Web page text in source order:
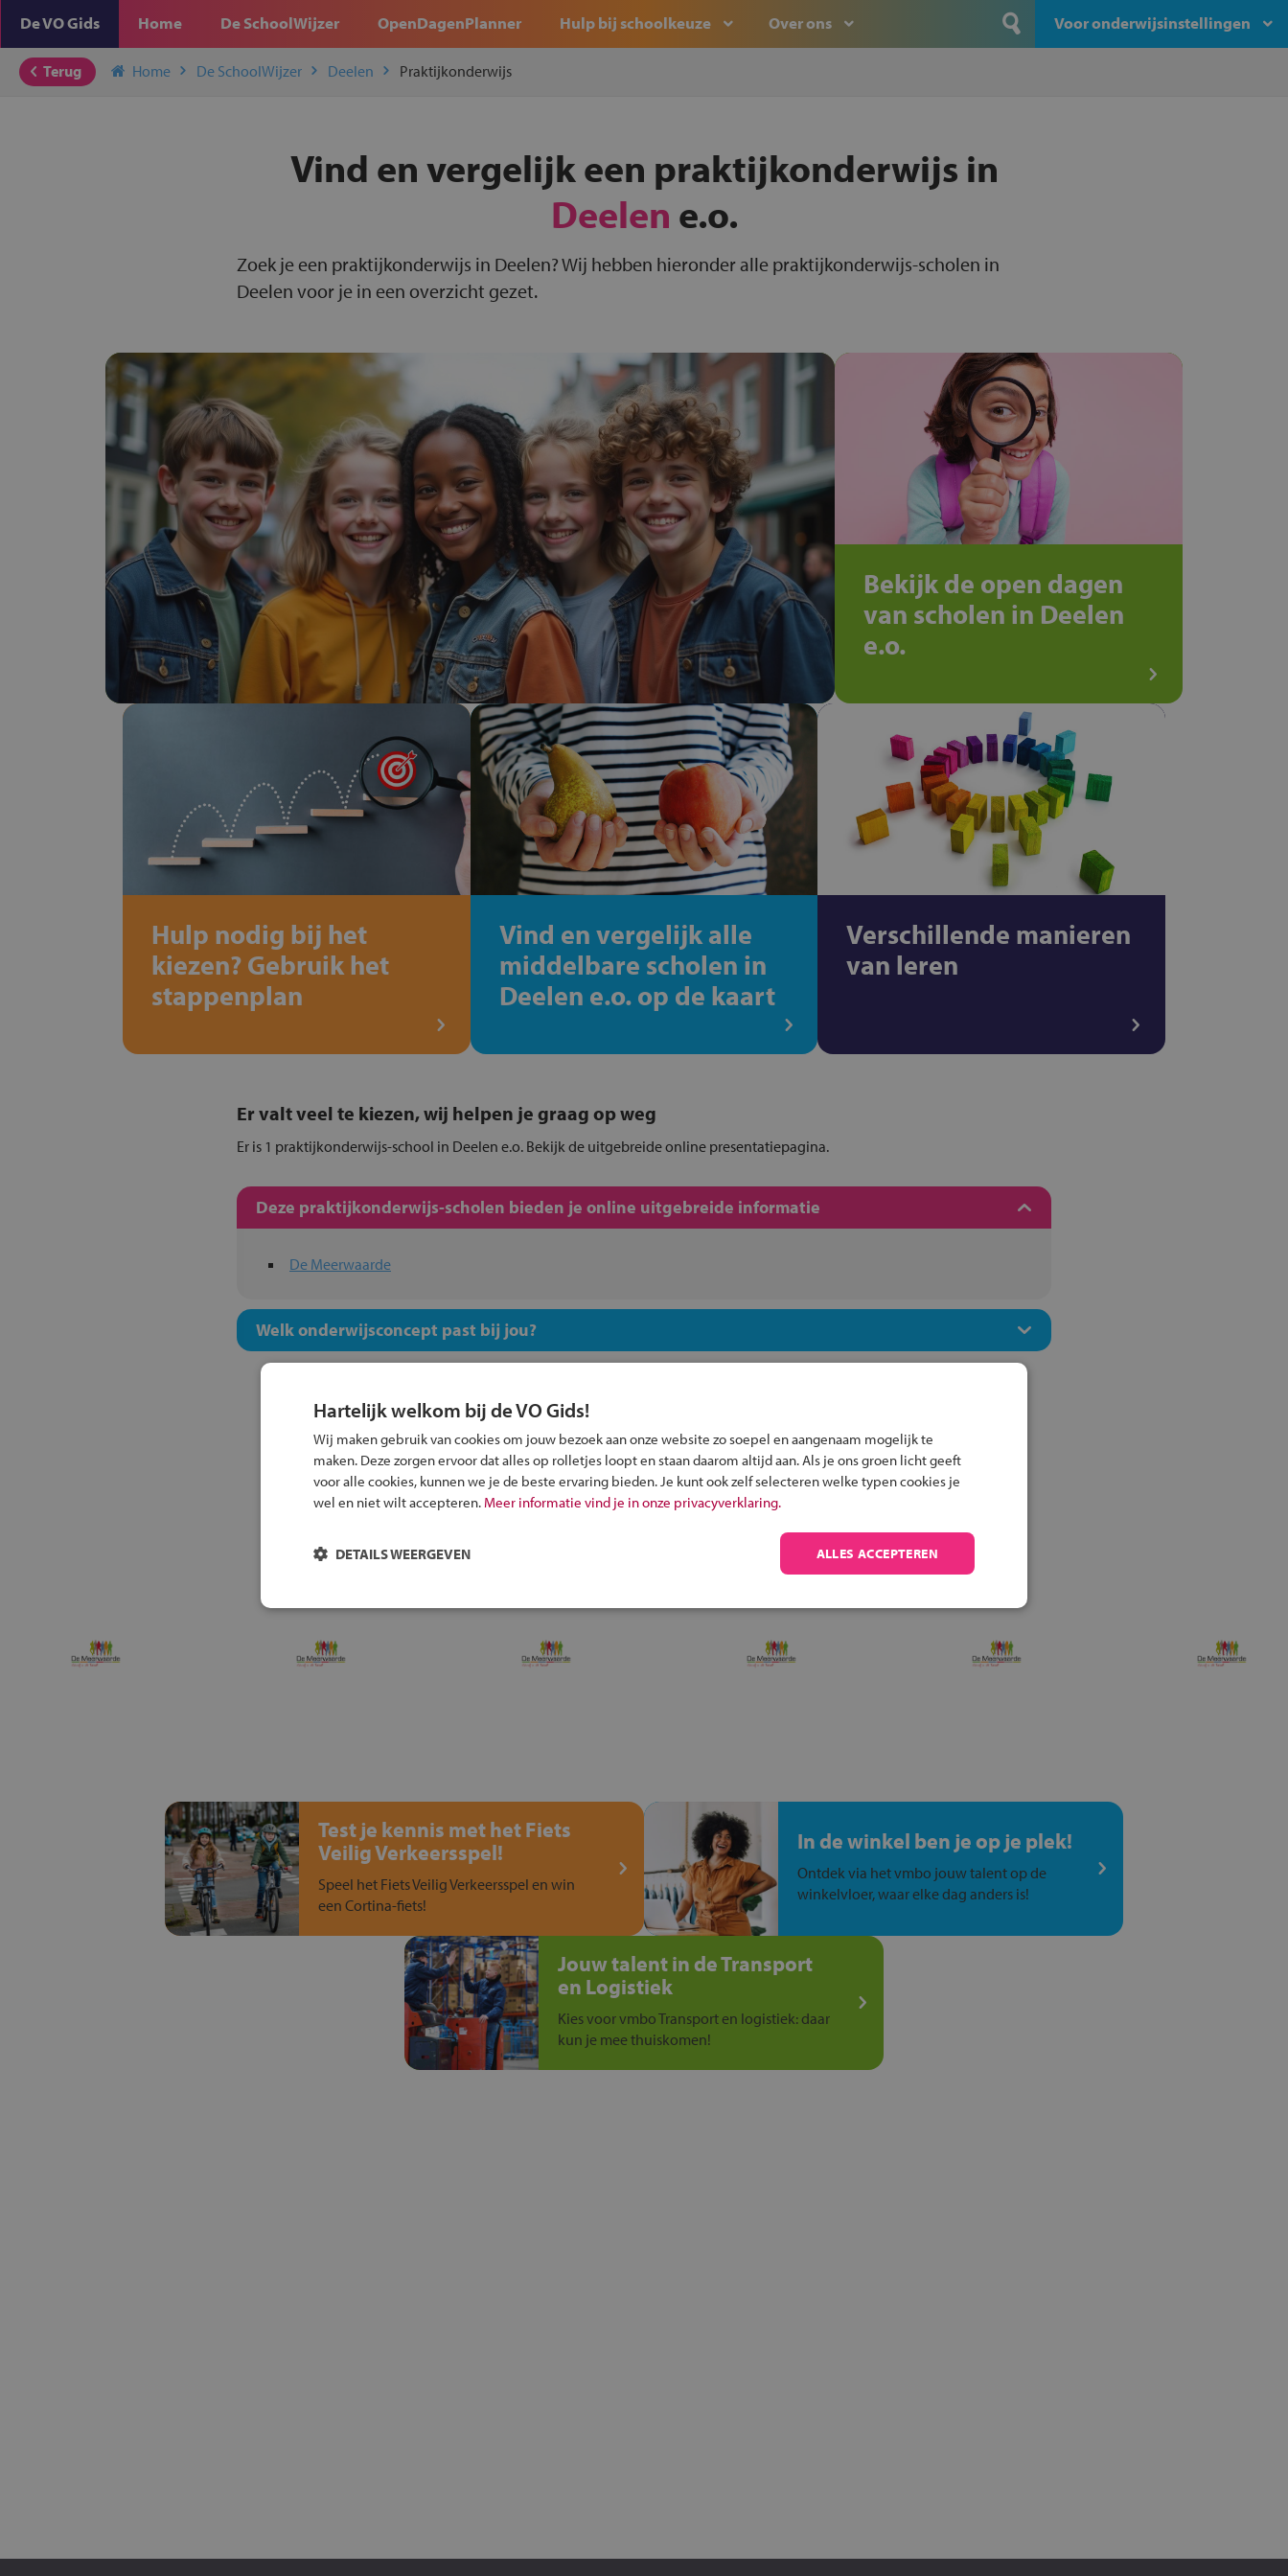
De VO Gids Home De SchoolWijzer OpenDagenPlanner Hulp bij schoolkeuze Over ons Voor onderwijsinstellingen
Terug Home De SchoolWijzer Deelen Praktijkonderwijs
Vind en vergelijk een praktijkonderwijs in
Deelen e.o.
Zoek je een praktijkonderwijs in Deelen? Wij hebben hieronder alle praktijkonderwijs-scholen in
Deelen voor je in een overzicht gezet.
Bekijk de open dagen
van scholen in Deelen
e.o.
Hulp nodig bij het
kiezen? Gebruik het
stappenplan
Vind en vergelijk alle
middelbare scholen in
Deelen e.o. op de kaart
Verschillende manieren
van leren
Er valt veel te kiezen, wij helpen je graag op weg
Er is 1 praktijkonderwijs-school in Deelen e.o. Bekijk de uitgebreide online presentatiepagina.
Deze praktijkonderwijs-scholen bieden je online uitgebreide informatie
De Meerwaarde
Welk onderwijsconcept past bij jou?
Inschrijven?
Alle informatie om je kind aan te melden bij
Test je kennis met het Fiets
Veilig Verkeersspel!
Speel het Fiets Veilig Verkeersspel en win
een Cortina-fiets!
In de winkel ben je op je plek!
Ontdek via het vmbo jouw talent op de
winkelvloer, waar elke dag anders is!
Jouw talent in de Transport
en Logistiek
Kies voor vmbo Transport en logistiek: daar
kun je mee thuiskomen!
Hartelijk welkom bij de VO Gids!
Wij maken gebruik van cookies om jouw bezoek aan onze website zo soepel en aangenaam mogelijk te
maken. Deze zorgen ervoor dat alles op rolletjes loopt en staan daarom altijd aan. Als je ons groen licht geeft
voor alle cookies, kunnen we je de beste ervaring bieden. Je kunt ook zelf selecteren welke typen cookies je
wel en niet wilt accepteren. Meer informatie vind je in onze privacyverklaring.
ALLES ACCEPTEREN
DETAILS WEERGEVEN